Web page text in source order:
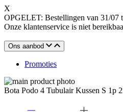
X
OPGELET: Bestellingen van 31/07
Onze klantenservice is niet
Ons aanbod
Promoties
Bota Podo 4 Tubulair Kussen S 1p